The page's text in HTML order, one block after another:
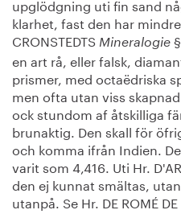
upglödgning uti fin sand
klarhet, fast den har
CRONSTEDTS Mineralogie
en art rå, eller falsk,
prismer, med octaëdriska
men ofta utan viss
ock stundom af åtskilliga
brunaktig. Den skall för
och komma ifrån Indien.
varit som 4,416. Uti Hr.
den ej kunnat smältas,
utanpå. Se Hr. DE ROMÉ DE